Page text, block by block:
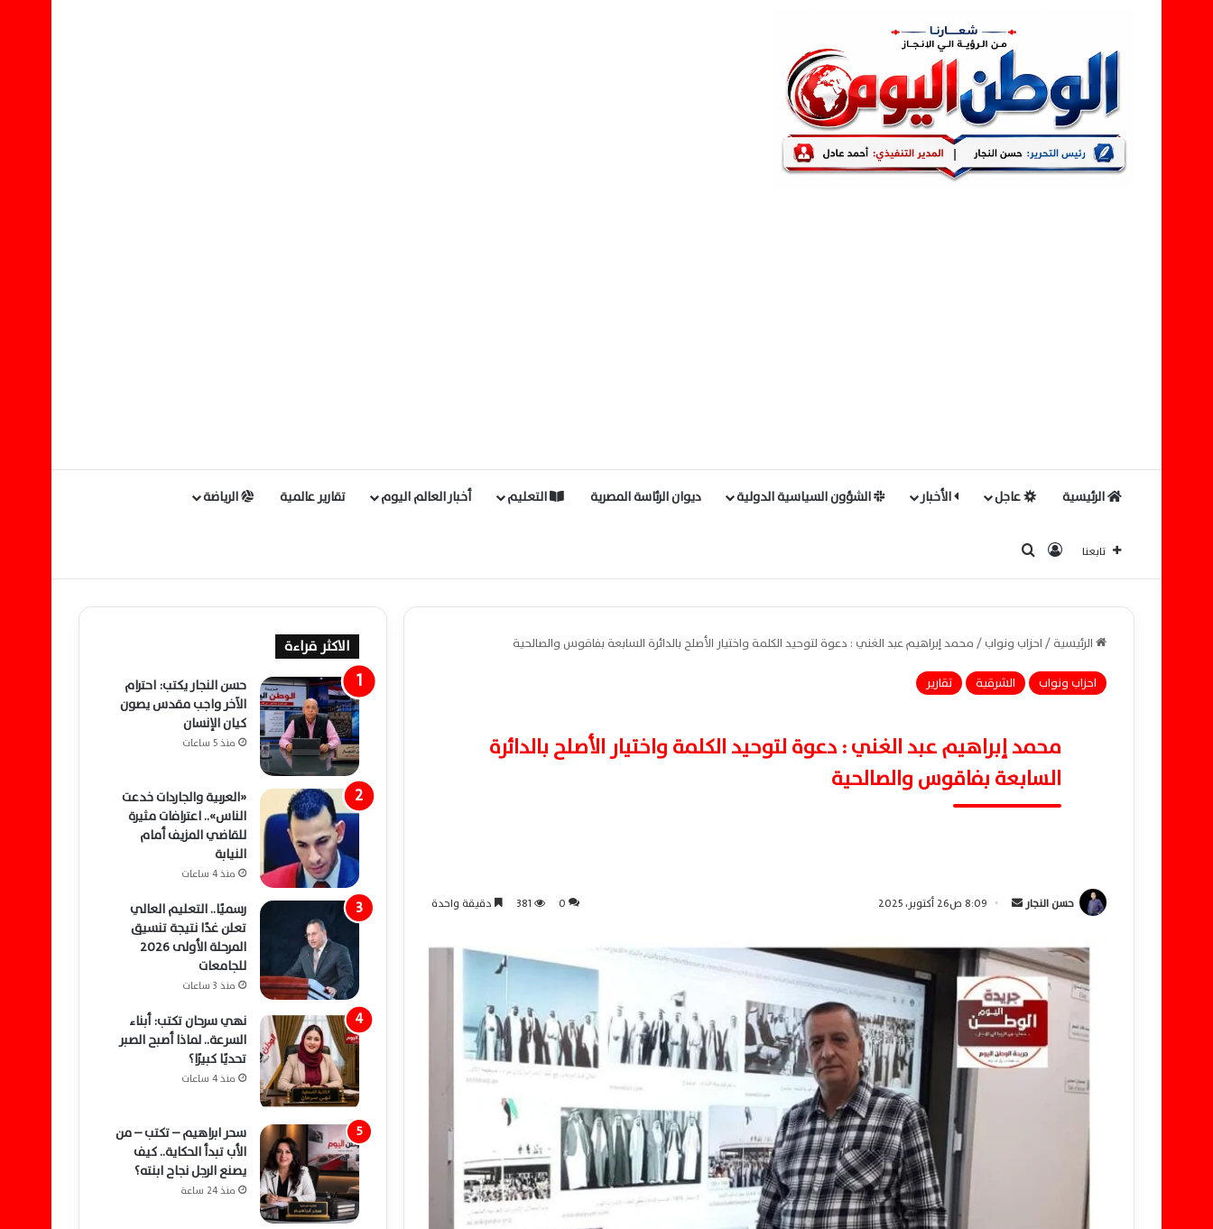
الرئيسية عاجل الأخبار الشؤون السياسية الدولية ديوان الرئاسة المصرية التعليم أخبار العالم اليوم تقارير عالمية الرياضة
تابعنا تسجيل الدخول
الرئيسية/احزاب ونواب/محمد إبراهيم عبد الغني : دعوة لتوحيد الكلمة واختيار الأصلح بالدائرة السابعة بفاقوس والصالحية
احزاب ونواب
الشرقية تقارير
محمد إبراهيم عبد الغني : دعوة لتوحيد الكلمة واختيار الأصلح بالدائرة
السابعة بفاقوس والصالحية
حسن النجار
س
ل
ب
ر
ي
د
8:09 ص26 أكتوبر، 2025 0
381 دقيقة واحدة
الاكثر قراءة
حسن النجار يكتب: احترام
الآخر واجب مقدس يصون
كيان الإنسان
منذ 5 ساعات
«العربية والجاردات خدعت
الناس».. اعترافات مثيرة
للقاضي المزيف أمام
النيابة
منذ 4 ساعات
رسميًا.. التعليم العالي
تعلن غدًا نتيجة تنسيق
المرحلة الأولى 2026
للجامعات
منذ 3 ساعات
نهي سرحان تكتب: أبناء
السرعة.. لماذا أصبح الصبر
تحديًا كبيرًا؟
منذ 4 ساعات
سحر ابراهيم – تكتب – من
الأب تبدأ الحكاية.. كيف
يصنع الرجل نجاح ابنته؟
منذ 24 ساعة